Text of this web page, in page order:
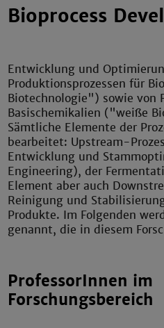
Bioprocess
Entwicklung und
Produktionsprozessen für
Biotechnologie") sowie von
Basischemikalien ("weiße
Sämtliche Elemente der
bearbeitet: Upstream-
Entwicklung und
Engineering), der
Element aber auch
Reinigung und
Produkte. Im Folgenden
genannt, die in diesem
ProfessorInnen im
Forschungsbereich